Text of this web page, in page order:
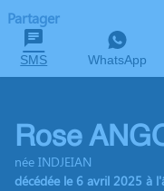
Partager
SMS WhatsApp
Rose
née INDJEIAN
décédée le 6 avril 2025 à